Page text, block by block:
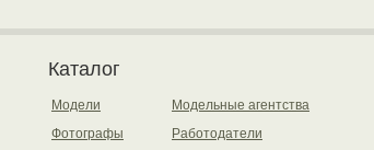
Каталог
Модели
Фотографы
Модельные агентства
Работодатели